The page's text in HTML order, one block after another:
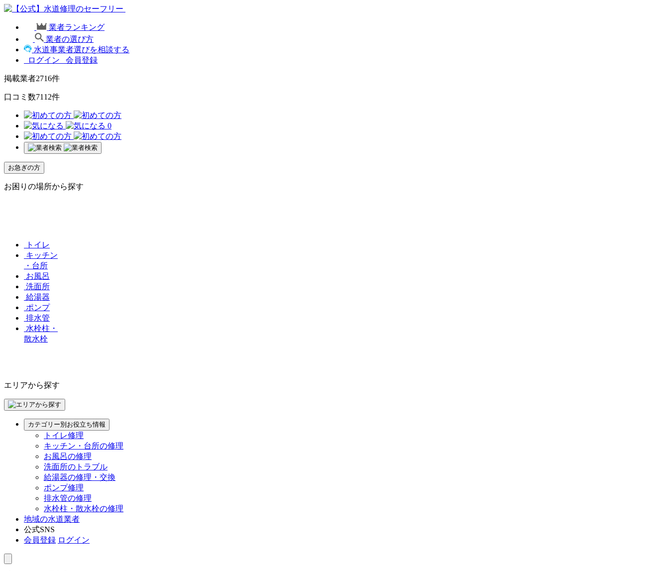
業者ランキング
業者の選び方
水道事業者選びを相談する
ログイン
会員登録
掲載業者2716件
口コミ数7112件
0
お急ぎの方
お困りの場所から探す
トイレ
キッチン
・台所
お風呂
洗面所
給湯器
ポンプ
排水管
水栓柱・
散水栓
エリアから探す
カテゴリー別お役立ち情報
トイレ修理
キッチン・台所の修理
お風呂の修理
洗面所のトラブル
給湯器の修理・交換
ポンプ修理
排水管の修理
水栓柱・散水栓の修理
地域の水道業者
公式SNS
会員登録 ログイン